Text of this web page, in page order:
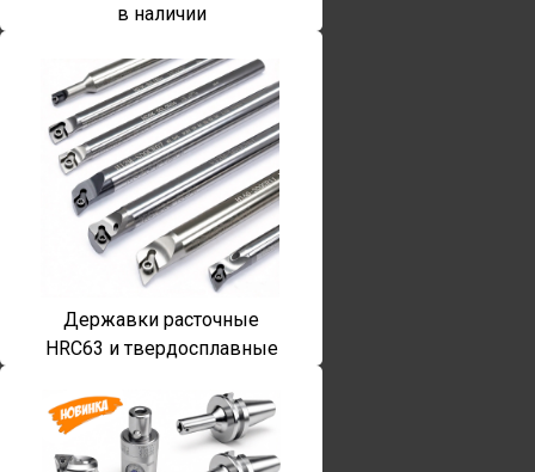
в наличии
Державки расточные
HRC63 и твердосплавные